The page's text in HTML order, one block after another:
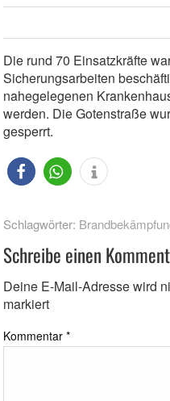
Die rund 70 Einsatzkräfte
Sicherungsarbeiten
nahegelegenen
werden. Die Gotenstraße
gesperrt.
Schlagwörter:
Schreibe einen
Deine E-Mail-Adresse wird
markiert
Kommentar *